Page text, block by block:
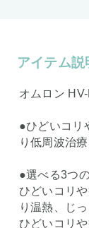
アイテム説
オムロン
●ひどいコリ
り低周波治療
●選べる3つ
ひどいコリ
り温熱、じ
ひどいコリ